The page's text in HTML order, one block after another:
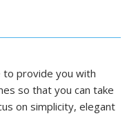
to provide you with
so that you can take
on simplicity, elegant